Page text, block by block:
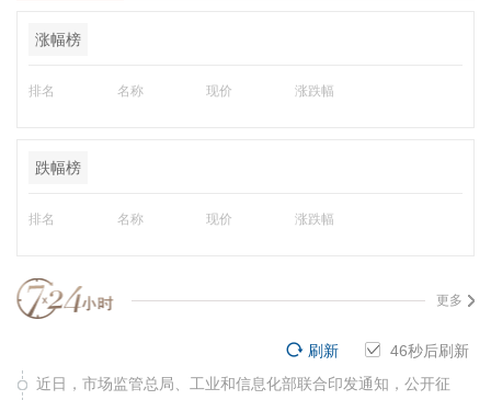
涨幅榜
排名 名称 现价 涨跌幅
跌幅榜
排名 名称 现价 涨跌幅
更多
45秒后刷新
刷新
近日，市场监管总局、工业和信息化部联合印发通知，公开征